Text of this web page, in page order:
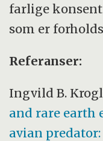
farlige
som er
Referanser:
Ingvild B.
and rare earth
avian